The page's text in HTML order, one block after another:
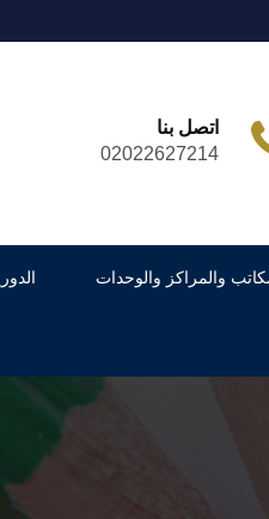
اتصل بنا
02022627214
والمراكز والوحدات